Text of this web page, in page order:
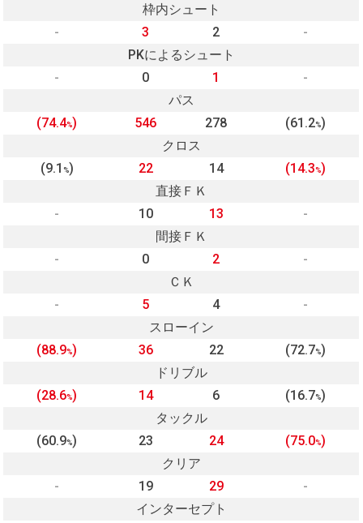
枠内シュート
-
3 2
-
PKによるシュート
-
0 1
-
パス
(74.4%) 546 278 (61.2%)
クロス
(9.1 %) 22 14 (14.3%)
直接ＦＫ
-
10 13
-
間接ＦＫ
-
0 2
-
ＣＫ
-
5 4
-
スローイン
(88.9%) 36 22 (72.7%)
ドリブル
(28.6%) 14 6 (16.7%)
タックル
(60.9%) 23 24 (75.0%)
クリア
-
19 29
-
インターセプト